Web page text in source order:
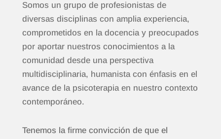
Somos un grupo de profesionistas de
diversas disciplinas con amplia experiencia,
comprometidos en la docencia y preocupados
por aportar nuestros conocimientos a la
comunidad desde una perspectiva
multidisciplinaria, humanista con énfasis en el
avance de la psicoterapia en nuestro contexto
contemporáneo.
Tenemos la firme convicción de que el